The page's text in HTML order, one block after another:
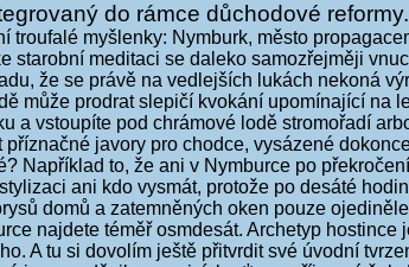
do rámce důchodové reformy.
troufalé myšlenky: Nymburk, město
starobní meditaci se daleko samozřejměji
že se právě na vedlejších lukách nekoná
může prodrat slepičí kvokání upomínající
a vstoupíte pod chrámové lodě stromořadí
javory pro chodce, vysázené
Například to, že ani v Nymburce po
ani kdo vysmát, protože po desáté
domů a zatemněných oken pouze
najdete téměř osmdesát. Archetyp
A tu si dovolím ještě přitvrdit své úvodní